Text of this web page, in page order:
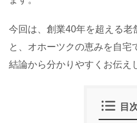
今回は、創業40年を超える老
と、オホーツクの恵みを自宅
結論から分かりやすくお伝え
目